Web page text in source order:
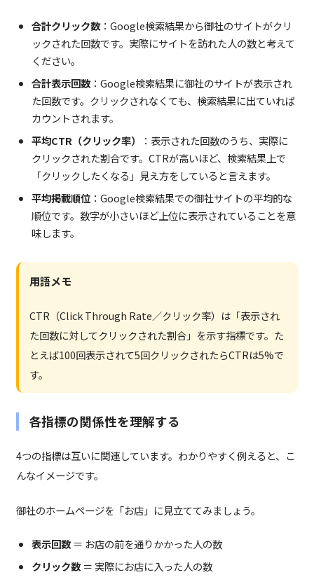
合計クリック数：Google検索結果から御社のサイトがクリ
ックされた回数です。実際にサイトを訪れた人の数と考えて
ください。
合計表示回数：Google検索結果に御社のサイトが表示され
た回数です。クリックされなくても、検索結果に出ていれば
カウントされます。
平均CTR（クリック率）
：表示された回数のうち、実際に
クリックされた割合です。CTRが高いほど、検索結果上で
「クリックしたくなる」見え方をしていると言えます。
平均掲載順位：Google検索結果での御社サイトの平均的な
順位です。数字が小さいほど上位に表示されていることを意
味します。
用語メモ
CTR（Click Through Rate／クリック率）は「表示され
た回数に対してクリックされた割合」を示す指標です。た
とえば100回表示されて5回クリックされたらCTRは5%で
す。
各指標の関係性を理解する
4つの指標は互いに関連しています。わかりやすく例えると、こ
んなイメージです。
御社のホームページを「お店」に見立ててみましょう。
表示回数＝ お店の前を通りかかった人の数
クリック数＝ 実際にお店に入った人の数